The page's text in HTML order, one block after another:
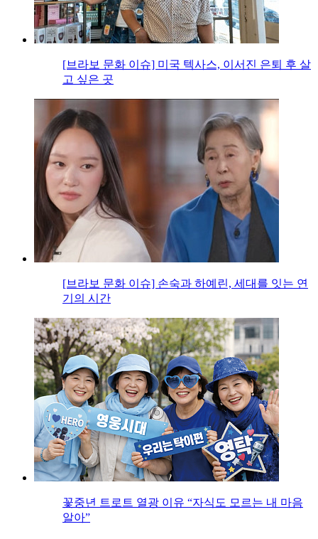
[브라보 문화 이슈] 미국 텍사스, 이서진 은퇴 후 살
고 싶은 곳
[브라보 문화 이슈] 손숙과 하예린, 세대를 잇는 연
기의 시간
꽃중년 트로트 열광 이유 “자식도 모르는 내 마음
알아”